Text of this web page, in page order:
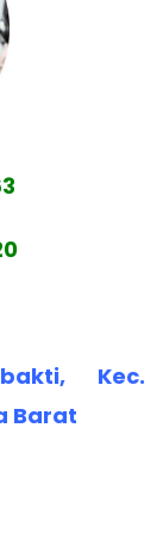
Kec.
Barat